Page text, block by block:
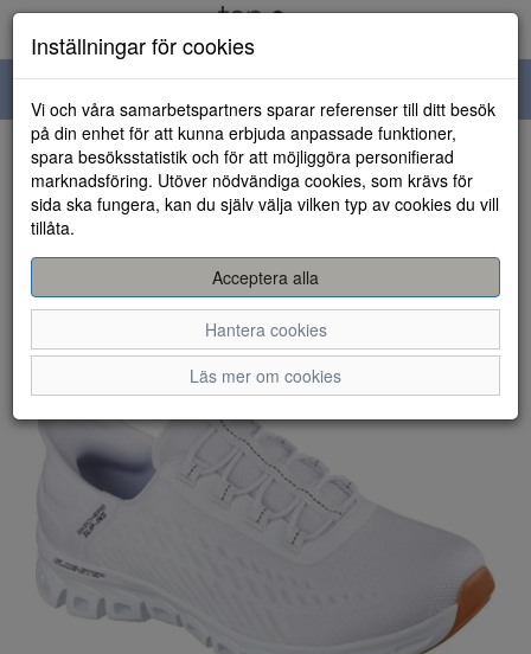
navigation
HEM
Inställningar för cookies
Vi och våra samarbetspartners sparar referenser till ditt besök
på din enhet för att kunna erbjuda anpassade funktioner,
spara besöksstatistik och för att möjliggöra personifierad
marknadsföring. Utöver nödvändiga cookies, som krävs för
sida ska fungera, kan du själv välja vilken typ av cookies du vill
tillåta.
Acceptera alla
Hantera cookies
Läs mer om cookies